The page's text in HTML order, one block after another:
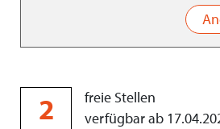
2
freie Stellen
verfügbar ab